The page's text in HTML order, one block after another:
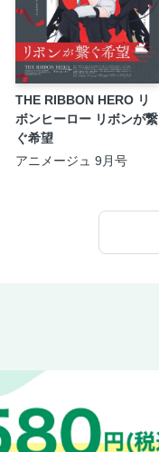
THE RIBBON HERO リ
ボンヒーロー リボンが繋
ぐ希望
アニメージュ 9月号